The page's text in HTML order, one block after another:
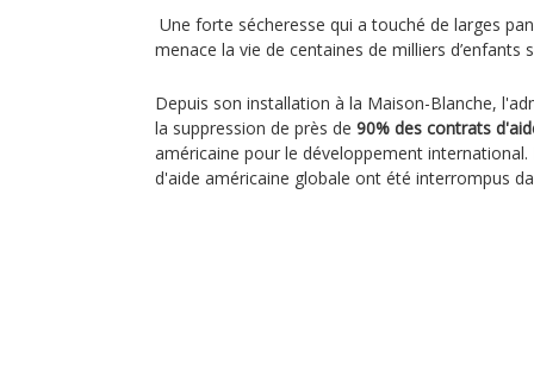
Une forte sécheresse qui a touché de larges
menace la vie de centaines de milliers d’enfants
Depuis son installation à la Maison-Blanche,
la suppression de près de 90% des contrats
américaine pour le développement international.
d'aide américaine globale ont été interrompus